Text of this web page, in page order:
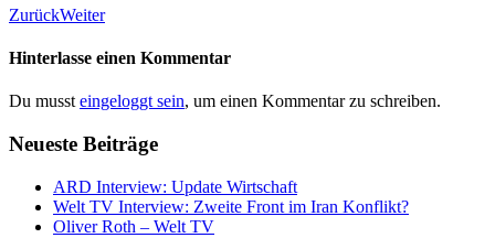
ZurückWeiter
Hinterlasse einen Kommentar
Du mussteingeloggt sein, um einen Kommentar zu schreiben.
Neueste Beiträge
ARD Interview: Update Wirtschaft
Welt TV Interview: Zweite Front im Iran Konflikt?
Oliver Roth – Welt TV